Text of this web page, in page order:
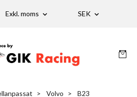
Exkl. moms SEK
Volvo
B23